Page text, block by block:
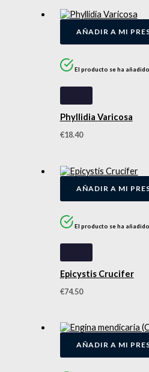
AÑADIR A MI
El producto se ha
Phyllidia Varicosa
€18.40
AÑADIR A MI
El producto se ha
Epicystis Crucifer
€74.50
AÑADIR A MI